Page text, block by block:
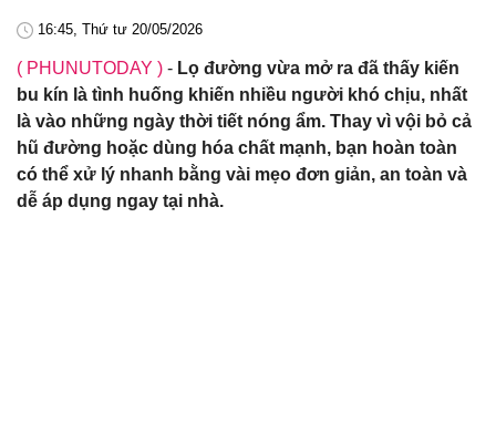
16:45, Thứ tư 20/05/2026
( PHUNUTODAY ) - Lọ đường vừa mở ra đã thấy kiến
bu kín là tình huống khiến nhiều người khó chịu, nhất
là vào những ngày thời tiết nóng ẩm. Thay vì vội bỏ cả
hũ đường hoặc dùng hóa chất mạnh, bạn hoàn toàn
có thể xử lý nhanh bằng vài mẹo đơn giản, an toàn và
dễ áp dụng ngay tại nhà.